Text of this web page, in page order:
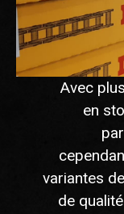
Avec
en
variantes
de